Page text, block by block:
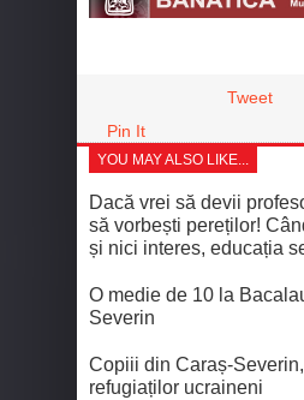
Tweet
Pin It
YOU MAY ALSO LIKE...
Dacă vrei să devii
să vorbești pereților!
și nici interes, educația
O medie de 10 la
Severin
Copiii din Caraș-
refugiaților ucraineni